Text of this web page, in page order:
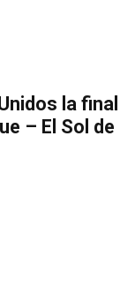
la final
– El Sol de